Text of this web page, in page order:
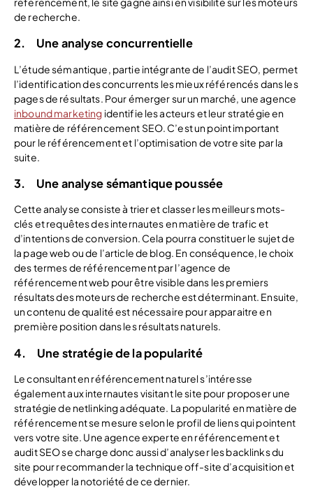
de recherche.
2. Une analyse concurrentielle
L’étude sémantique, partie intégrante de l’audit SEO, permet
l’identification des concurrents les mieux référencés dans les
pages de résultats. Pour émerger sur un marché, une agence
inbound marketing identifie les acteurs et leur stratégie en
matière de référencement SEO. C’est un point important
pour le référencement et l’optimisation de votre site par la
suite.
3. Une analyse sémantique poussée
Cette analyse consiste à trier et classer les meilleurs mots-
clés et requêtes des internautes en matière de trafic et
d’intentions de conversion. Cela pourra constituer le sujet de
la page web ou de l’article de blog. En conséquence, le choix
des termes de référencement par l’agence de
référencement web pour être visible dans les premiers
résultats des moteurs de recherche est déterminant. Ensuite,
un contenu de qualité est nécessaire pour apparaitre en
première position dans les résultats naturels.
4. Une stratégie de la popularité
Le consultant en référencement naturel s’intéresse
également aux internautes visitant le site pour proposer une
stratégie de netlinking adéquate. La popularité en matière de
référencement se mesure selon le profil de liens qui pointent
vers votre site. Une agence experte en référencement et
audit SEO se charge donc aussi d’analyser les backlinks du
site pour recommander la technique off-site d’acquisition et
développer la notoriété de ce dernier.